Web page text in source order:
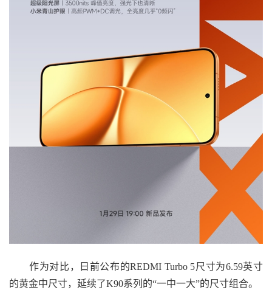
作为对比，日前公布的REDMI Turbo 5尺寸为6.59英寸
的黄金中尺寸，延续了K90系列的“一中一大”的尺寸组合。